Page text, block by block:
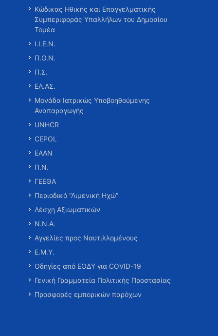
Κώδικας Ηθικής και Επαγγελματικής
Συμπεριφοράς Υπαλλήλων του Δημοσίου
Τομέα
Ι.Ι.Ε.Ν.
Π.Ο.Ν.
Π.Σ.
ΕΛ.ΑΣ.
Μονάδα Ιατρικώς Υποβοηθούμενης
Αναπαραγωγής
UNHCR
CEPOL
ΕΑΑΝ
Π.Ν.
ΓΕΕΘΑ
Περιοδικό “Λιμενική Ηχώ”
Λέσχη Αξιωματικών
Ν.Ν.Α.
Αγγελίες προς Ναυτιλλομένους
Ε.Μ.Υ.
Οδηγίες από ΕΟΔΥ για COVID-19
Γενική Γραμματεία Πολιτικής Προστασίας
Προσφορές εμπορικών παρόχων